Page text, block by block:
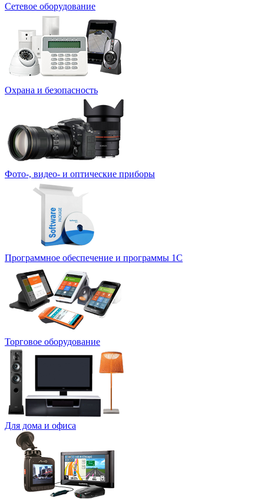
Сетевое оборудование
Охрана и безопасность
Фото-, видео- и оптические приборы
Программное обеспечение и программы 1С
Торговое оборудование
Для дома и офиса